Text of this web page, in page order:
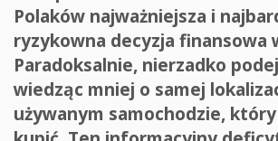
Polaków najważniejsza i
ryzykowna decyzja finansowa
Paradoksalnie, nierzadko
wiedząc mniej o samej
używanym samochodzie,